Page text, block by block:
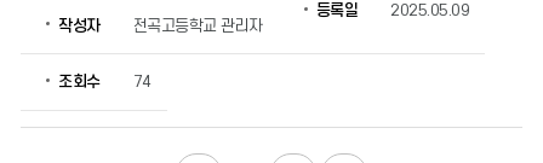
작성자 전곡고등학교 관리자
등록일 2025.05.09
조회수 74